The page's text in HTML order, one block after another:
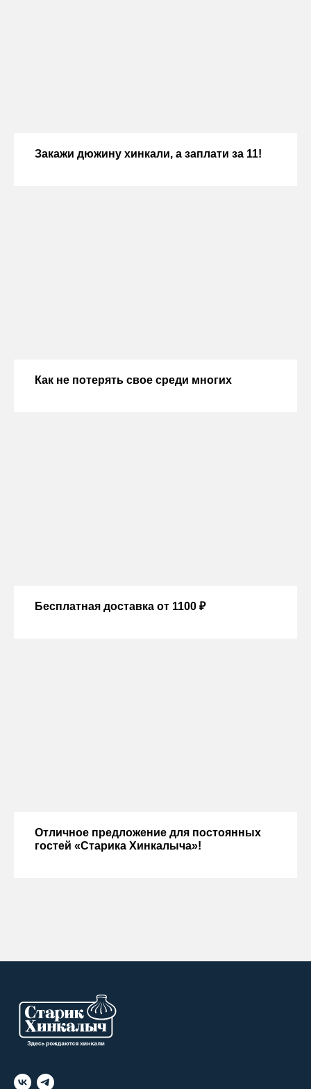
Закажи дюжину хинкали, а заплати за 11!
Как не потерять свое среди многих
Бесплатная доставка от 1100 ₽
Отличное предложение для постоянных
гостей «Старика Хинкалыча»!